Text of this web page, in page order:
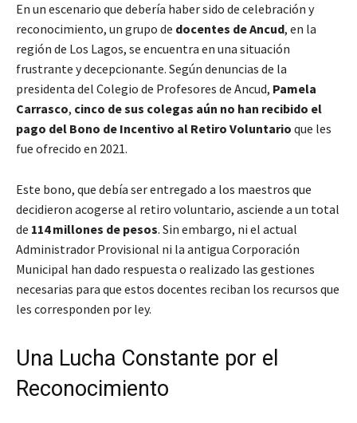
En un escenario que debería haber sido de celebración y
reconocimiento, un grupo de docentes de Ancud, en la
región de Los Lagos, se encuentra en una situación
frustrante y decepcionante. Según denuncias de la
presidenta del Colegio de Profesores de Ancud, Pamela
Carrasco, cinco de sus colegas aún no han recibido el
pago del Bono de Incentivo al Retiro Voluntario que les
fue ofrecido en 2021.
Este bono, que debía ser entregado a los maestros que
decidieron acogerse al retiro voluntario, asciende a un total
de 114 millones de pesos. Sin embargo, ni el actual
Administrador Provisional ni la antigua Corporación
Municipal han dado respuesta o realizado las gestiones
necesarias para que estos docentes reciban los recursos que
les corresponden por ley.
Una Lucha Constante por el
Reconocimiento